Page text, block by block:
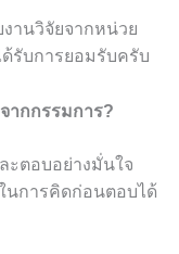
านวิจัยจากหน่วย
รับการยอมรับครับ
ากกรรมการ?
ะตอบอย่างมั่นใจ
นการคิดก่อนตอบได้